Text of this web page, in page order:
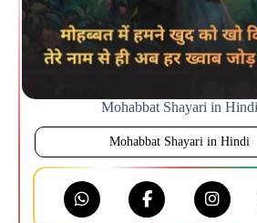
Mohabbat Shayari in Hindi
Mohabbat Shayari in Hindi